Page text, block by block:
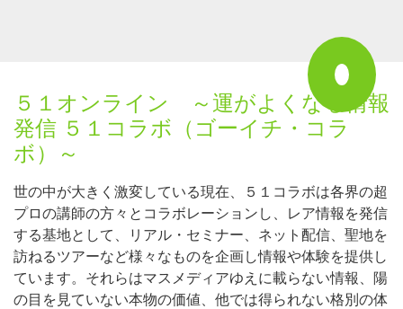
５１オンライン ～運がよくなる情報
発信 ５１コラボ（ゴーイチ・コラ
ボ）～
世の中が大きく激変している現在、５１コラボは各界の超
プロの講師の方々とコラボレーションし、レア情報を発信
する基地として、リアル・セミナー、ネット配信、聖地を
訪ねるツアーなど様々なものを企画し情報や体験を提供し
ています。それらはマスメディアゆえに載らない情報、陽
の目を見ていない本物の価値、他では得られない格別の体